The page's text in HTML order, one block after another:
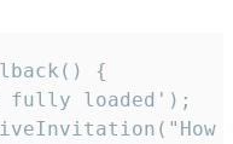
{
fully loaded');